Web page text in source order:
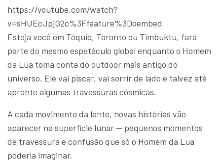
https://youtube.com/watch?
v=sHUEcJpjG2c%3Ffeature%3Doembed
Esteja você em Tóquio, Toronto ou Timbuktu, fará
parte do mesmo espetáculo global enquanto o Homem
da Lua toma conta do outdoor mais antigo do
universo. Ele vai piscar, vai sorrir de lado e talvez até
apronte algumas travessuras cósmicas.
A cada movimento da lente, novas histórias vão
aparecer na superfície lunar — pequenos momentos
de travessura e confusão que só o Homem da Lua
poderia imaginar.